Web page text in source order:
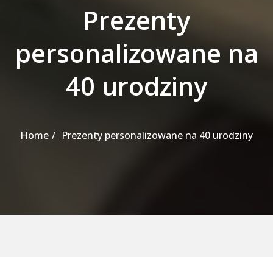
Prezenty
personalizowane na
40 urodziny
Home Prezenty personalizowane na 40 urodziny